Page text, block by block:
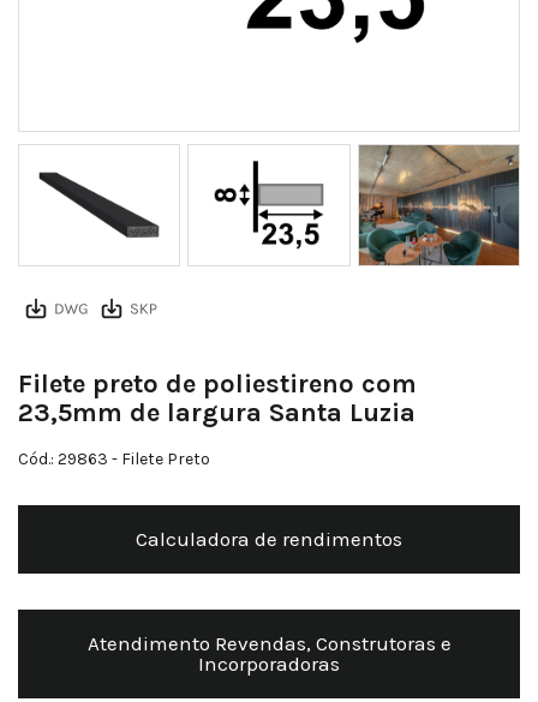
Filete preto de poliestireno com
23,5mm de largura Santa Luzia
Cód.: 29863 - Filete Preto
Calculadora de rendimentos
Atendimento Revendas, Construtoras e
Incorporadoras